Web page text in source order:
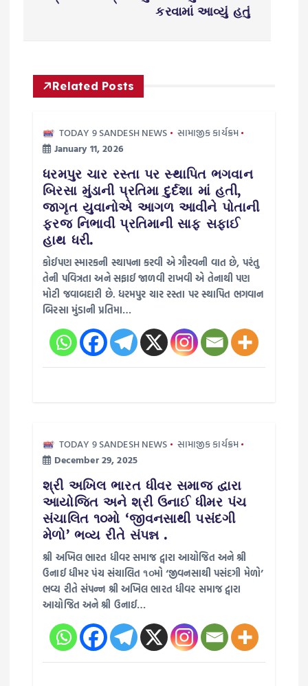
n
a
કરવામાં આવ્યું હતું
Related Posts
TODAY 9 SANDESH NEWS
સામાજીક કાર્યક્રમ
January 11, 2026
ધરમપુર ચાર રસ્તા પર સ્થાપિત ભગવાન
બિરસા મુંડાની પ્રતિમા દુર્દશા માં હતી,
જાગૃત યુવાનોએ આગળ આવીને પોતાની
ફરજ નિભાવી પ્રતિમાની સાફ સફાઈ
હાથ ધરી.
કોઈપણ સ્મારકની સ્થાપના કરવી એ ગૌરવની વાત છે, પરંતુ
તેની પવિત્રતા અને સફાઈ જાળવી રાખવી એ તેનાથી પણ
મોટી જવાબદારી છે. ધરમપુર ચાર રસ્તા પર સ્થાપિત ભગવાન
બિરસા મુંડાની પ્રતિમા…
TODAY 9 SANDESH NEWS
સામાજીક કાર્યક્રમ
December 29, 2025
શ્રી અખિલ ભારત ધીવર સમાજ દ્વારા
આયોજિત અને શ્રી ઉનાઈ ધીમર પંચ
સંચાલિત ૧૦મો ‘જીવનસાથી પસંદગી
મેળો’ ભવ્ય રીતે સંપન્ન .
શ્રી અખિલ ભારત ધીવર સમાજ દ્વારા આયોજિત અને શ્રી
ઉનાઈ ધીમર પંચ સંચાલિત ૧૦મો ‘જીવનસાથી પસંદગી મેળો’
ભવ્ય રીતે સંપન્ન શ્રી અખિલ ભારત ધીવર સમાજ દ્વારા
આયોજિત અને શ્રી ઉનાઈ…